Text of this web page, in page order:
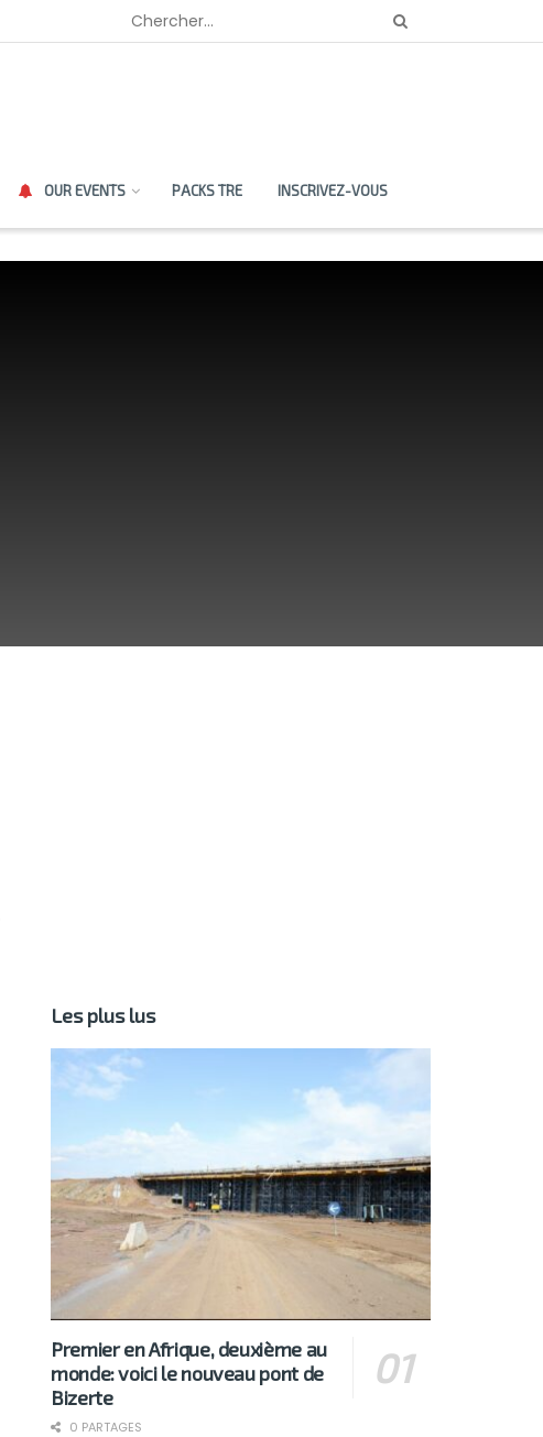
OUR EVENTS PACKS TRE INSCRIVEZ-VOUS
Les plus lus
Premier en Afrique, deuxième au
monde: voici le nouveau pont de
Bizerte
0 PARTAGES